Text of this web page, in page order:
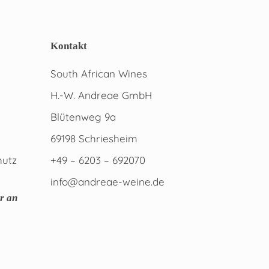
an
Kontakt
South African Wines
H.-W. Andreae GmbH
Blütenweg 9a
69198 Schriesheim
+49 – 6203 – 692070
info@andreae-weine.de